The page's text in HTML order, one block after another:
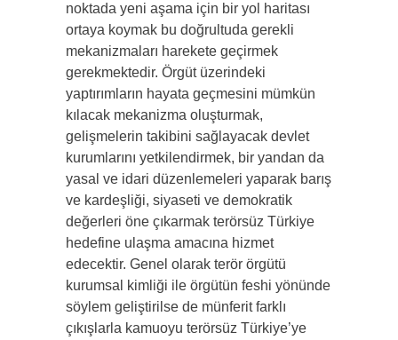
noktada yeni aşama için bir yol haritası
ortaya koymak bu doğrultuda gerekli
mekanizmaları harekete geçirmek
gerekmektedir. Örgüt üzerindeki
yaptırımların hayata geçmesini mümkün
kılacak mekanizma oluşturmak,
gelişmelerin takibini sağlayacak devlet
kurumlarını yetkilendirmek, bir yandan da
yasal ve idari düzenlemeleri yaparak barış
ve kardeşliği, siyaseti ve demokratik
değerleri öne çıkarmak terörsüz Türkiye
hedefine ulaşma amacına hizmet
edecektir. Genel olarak terör örgütü
kurumsal kimliği ile örgütün feshi yönünde
söylem geliştirilse de münferit farklı
çıkışlarla kamuoyu terörsüz Türkiye’ye